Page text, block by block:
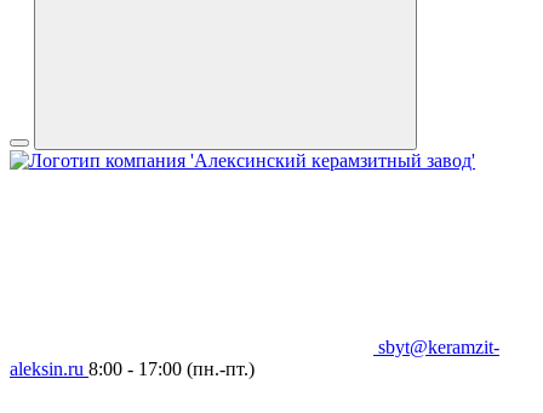
sbyt@keramzit-
aleksin.ru 8:00 - 17:00 (пн.-пт.)